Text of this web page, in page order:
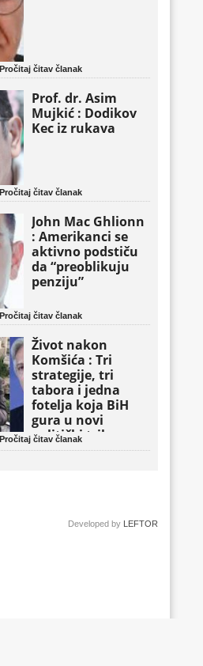
Pročitaj čitav članak
Prof. dr. Asim
Mujkić : Dodikov
Kec iz rukava
Pročitaj čitav članak
John Mac Ghlionn
: Amerikanci se
aktivno podstiču
da “preoblikuju
penziju”
Pročitaj čitav članak
Život nakon
Komšića : Tri
strategije, tri
tabora i jedna
fotelja koja BiH
gura u novi
politički triler
Pročitaj čitav članak
Developed by LEFTOR